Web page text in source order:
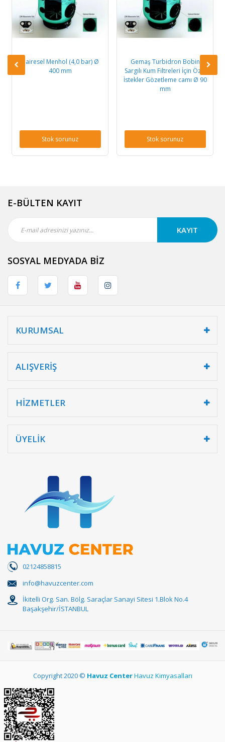
Dairesel Menhol (4,0 bar) Ø
400 mm
Stok sorunuz
Gemaş Turbidron Bobin
Sargılı Kum Filtreleri İçin Özel
İstekler Gözetleme camı Ø 90
mm
Stok sorunuz
E-BÜLTEN KAYIT
KAYIT
SOSYAL MEDYADA BİZ
KURUMSAL
ALIŞVERİŞ
HİZMETLER
ÜYELİK
02124858815
info@havuzcenter.com
İkitelli Org. San. Bölg. Saraçlar Sanayi Sitesi 1.Blok No.4
Başakşehir/İSTANBUL
Copyright 2020 © Havuz CenterHavuz Kimyasalları